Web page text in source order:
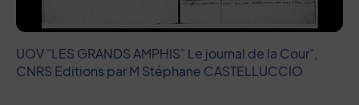
UOV "LES GRANDS AMPHIS" Le journal de la Cour",
CNRS Editions par M Stéphane CASTELLUCCIO